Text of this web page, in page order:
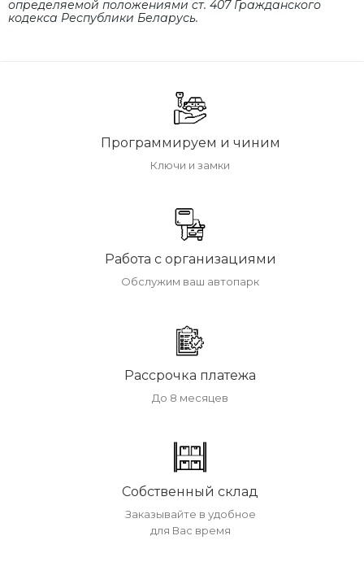
определяемой положениями cт. 407 Гражданского
кодекса Республики Беларусь.
Программируем и чиним
Ключи и замки
Работа с организациями
Обслужим ваш автопарк
Рассрочка платежа
До 8 месяцев
Собственный склад
Заказывайте в удобное
для Вас время